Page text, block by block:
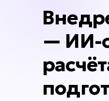
— ИИ-